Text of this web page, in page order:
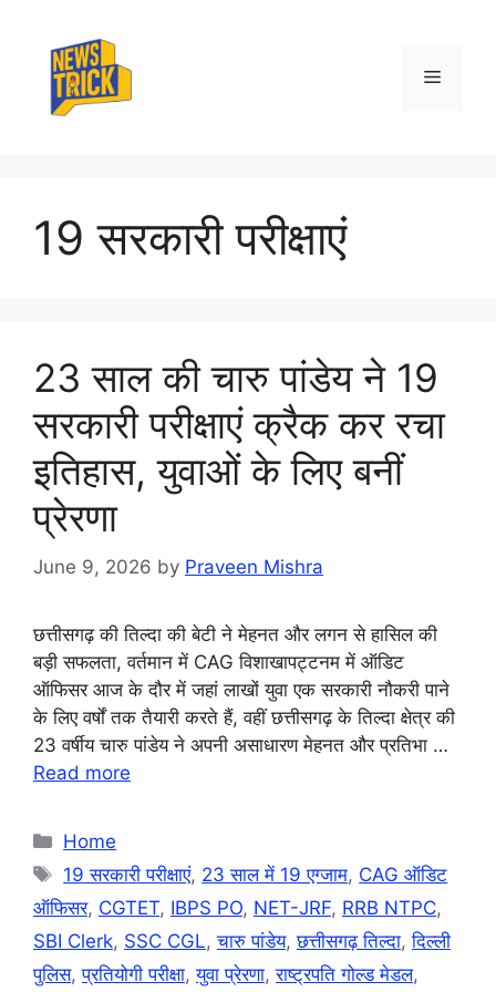
content
Menu
19 सरकारी परीक्षाएं
23 साल की चारु पांडेय ने 19
सरकारी परीक्षाएं क्रैक कर रचा
इतिहास, युवाओं के लिए बनीं
प्रेरणा
June 9, 2026 by Praveen Mishra
छत्तीसगढ़ की तिल्दा की बेटी ने मेहनत और लगन से हासिल की
बड़ी सफलता, वर्तमान में CAG विशाखापट्टनम में ऑडिट
ऑफिसर आज के दौर में जहां लाखों युवा एक सरकारी नौकरी पाने
के लिए वर्षों तक तैयारी करते हैं, वहीं छत्तीसगढ़ के तिल्दा क्षेत्र की
23 वर्षीय चारु पांडेय ने अपनी असाधारण मेहनत और प्रतिभा …
Read more
Categories
Home
Tags
19 सरकारी परीक्षाएं, 23 साल में 19 एग्जाम, CAG ऑडिट
ऑफिसर, CGTET, IBPS PO, NET-JRF, RRB NTPC,
SBI Clerk, SSC CGL,चारु पांडेय,छत्तीसगढ़ तिल्दा,दिल्ली
पुलिस,प्रतियोगी परीक्षा,युवा प्रेरणा,राष्ट्रपति गोल्ड मेडल,